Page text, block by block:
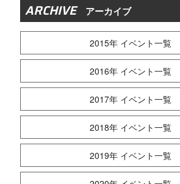
ARCHIVE アーカイブ
2015年 イベント一覧
2016年 イベント一覧
2017年 イベント一覧
2018年 イベント一覧
2019年 イベント一覧